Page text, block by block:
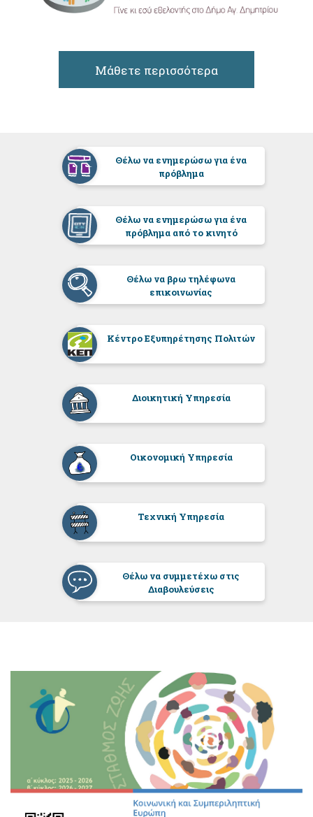
Μάθετε περισσότερα
Θέλω να ενημερώσω για ένα
πρόβλημα
Θέλω να ενημερώσω για ένα
πρόβλημα από το κινητό
Θέλω να βρω τηλέφωνα
επικοινωνίας
Κέντρο Εξυπηρέτησης Πολιτών
Διοικητική Υπηρεσία
Οικονομική Υπηρεσία
Τεχνική Υπηρεσία
Θέλω να συμμετέχω στις
Διαβουλεύσεις